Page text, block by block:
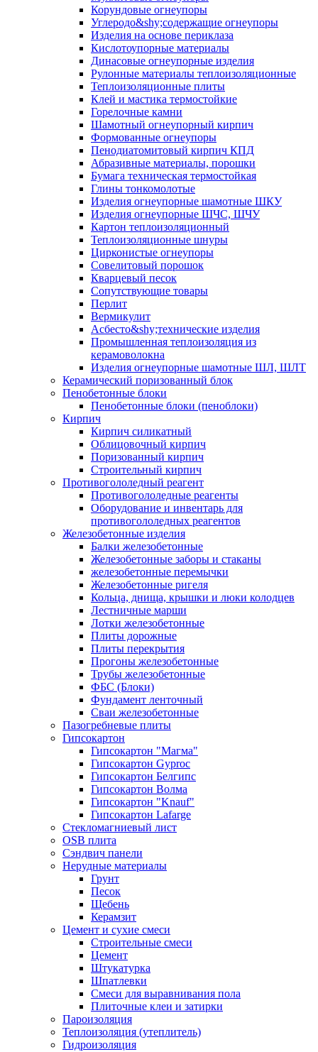
Корундовые огнеупоры
Углеродо&shy;содержащие огнеупоры
Изделия на основе периклаза
Кислотоупорные материалы
Динасовые огнеупорные изделия
Рулонные материалы теплоизоляционные
Тепло­изоляционные плиты
Клей и мастика термостойкие
Горелочные камни
Шамотный огнеупорный кирпич
Формованные огнеупоры
Пенодиатомитовый кирпич КПД
Абразивные материалы, порошки
Бумага техническая термостойкая
Глины тонкомолотые
Изделия огнеупорные шамотные ШКУ
Изделия огнеупорные ШЧС, ШЧУ
Картон теплоизоляционный
Теплоизоляционные шнуры
Цирконистые огнеупоры
Совелитовый порошок
Кварцевый песок
Сопутствующие товары
Перлит
Вермикулит
Асбесто&shy;технические изделия
Промышленная теплоизоляция из
керамоволокна
Изделия огнеупорные шамотные ШЛ, ШЛТ
Керамический поризованный блок
Пенобетонные блоки
Пенобетонные блоки (пеноблоки)
Кирпич
Кирпич силикатный
Облицовочный кирпич
Поризованный кирпич
Строительный кирпич
Противогололедный реагент
Противогололедные реагенты
Оборудование и инвентарь для
противогололедных реагентов
Железобетонные изделия
Балки железобетонные
Железобетонные заборы и стаканы
железобетонные перемычки
Железобетонные ригеля
Кольца, днища, крышки и люки колодцев
Лестничные марши
Лотки железобетонные
Плиты дорожные
Плиты перекрытия
Прогоны железобетонные
Трубы железобетонные
ФБС (Блоки)
Фундамент ленточный
Сваи железобетонные
Пазогребневые плиты
Гипсокартон
Гипсокартон "Магма"
Гипсокартон Gyproc
Гипсокартон Белгипс
Гипсокартон Волма
Гипсокартон "Knauf"
Гипсокартон Lafarge
Стекломагниевый лист
OSB плита
Сэндвич панели
Нерудные материалы
Грунт
Песок
Щебень
Керамзит
Цемент и сухие смеси
Строительные смеси
Цемент
Штукатурка
Шпатлевки
Смеси для выравнивания пола
Плиточные клеи и затирки
Пароизоляция
Теплоизоляция (утеплитель)
Гидроизоляция